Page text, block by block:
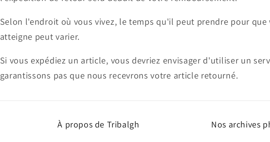
Selon l'endroit où vous vivez, le temps qu'il peut prendre pour
atteigne peut varier.
Si vous expédiez un article, vous devriez envisager d'utiliser un
garantissons pas que nous recevrons votre article retourné.
À propos de Tribalgh Nos archives